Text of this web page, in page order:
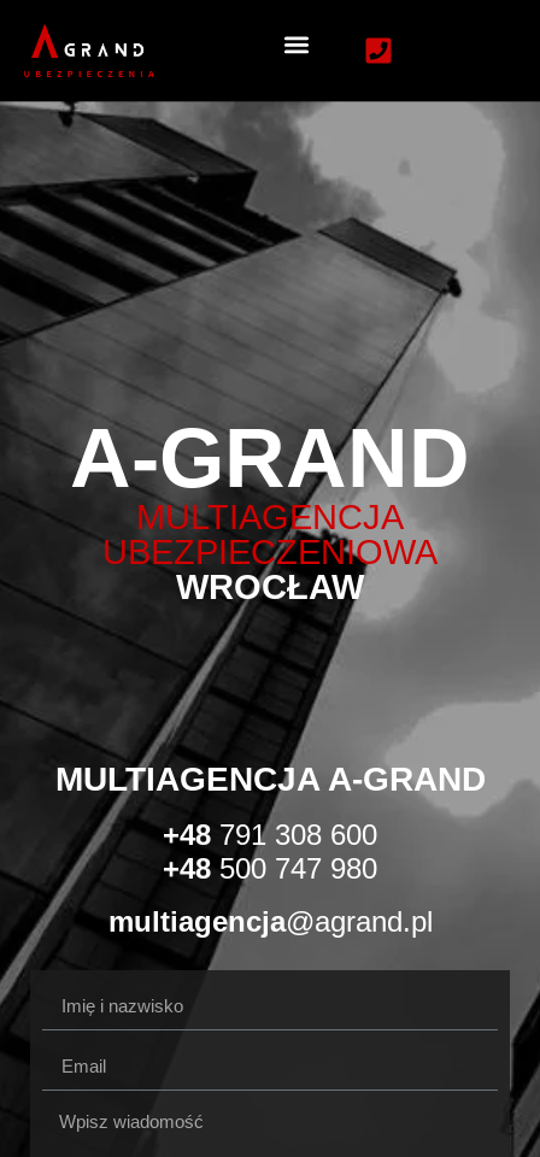
A-GRAND
MULTIAGENCJA
UBEZPIECZENIOWA
WROCŁAW
MULTIAGENCJA A-GRAND
+48 791 308 600
+48 500 747 980
multiagencja@agrand.pl